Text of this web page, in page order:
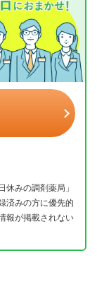
休みの調剤薬局」
済みの方に優先的
報が掲載されない